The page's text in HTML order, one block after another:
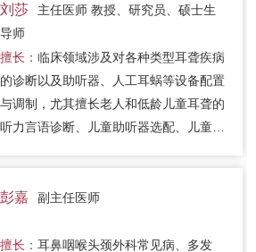
刘莎
主任医师 教授、研究员、硕士生
导师
擅长： 临床领域涉及对各种类型耳聋疾病
的诊断以及助听器、人工耳蜗等设备配置
与调制，尤其擅长老人和低龄儿童耳聋的
听力言语诊断、儿童助听器选配、儿童人
彭嘉 副主任医师
擅长： 耳鼻咽喉头颈外科常见病、多发